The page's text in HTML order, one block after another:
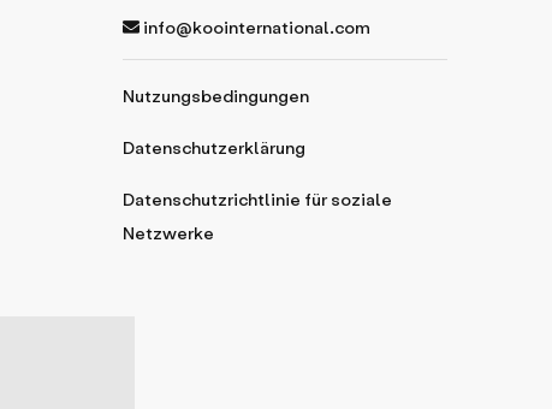
info@koointernational.com
Nutzungsbedingungen
Datenschutzerklärung
Datenschutzrichtlinie für soziale
Netzwerke